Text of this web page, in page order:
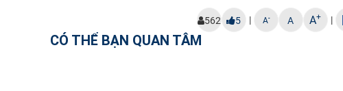
562 5 | A- A A+ |
CÓ THỂ BẠN QUAN TÂM